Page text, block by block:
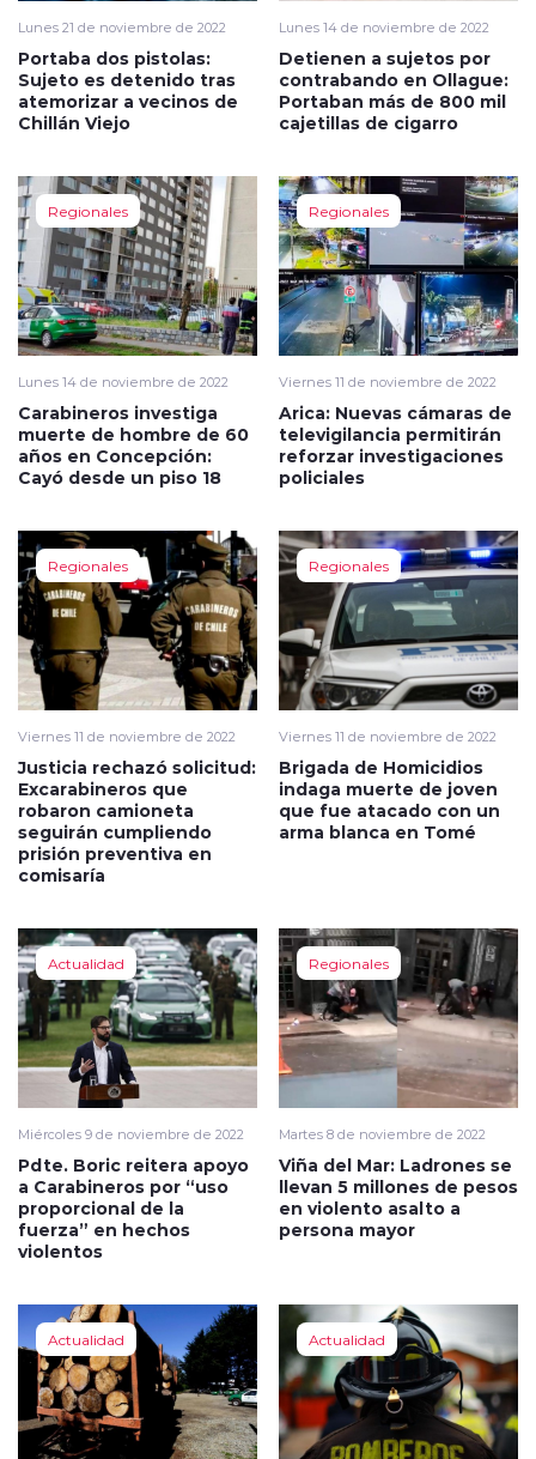
Lunes 21 de noviembre de 2022
Portaba dos pistolas:
Sujeto es detenido tras
atemorizar a vecinos de
Chillán Viejo
Lunes 14 de noviembre de 2022
Detienen a sujetos por
contrabando en Ollague:
Portaban más de 800 mil
cajetillas de cigarro
Regionales
Lunes 14 de noviembre de 2022
Carabineros investiga
muerte de hombre de 60
años en Concepción:
Cayó desde un piso 18
Regionales
Viernes 11 de noviembre de 2022
Arica: Nuevas cámaras de
televigilancia permitirán
reforzar investigaciones
policiales
Regionales
Viernes 11 de noviembre de 2022
Justicia rechazó solicitud:
Excarabineros que
robaron camioneta
seguirán cumpliendo
prisión preventiva en
comisaría
Regionales
Viernes 11 de noviembre de 2022
Brigada de Homicidios
indaga muerte de joven
que fue atacado con un
arma blanca en Tomé
Actualidad
Miércoles 9 de noviembre de 2022
Pdte. Boric reitera apoyo
a Carabineros por “uso
proporcional de la
fuerza” en hechos
violentos
Regionales
Martes 8 de noviembre de 2022
Viña del Mar: Ladrones se
llevan 5 millones de pesos
en violento asalto a
persona mayor
Actualidad Actualidad